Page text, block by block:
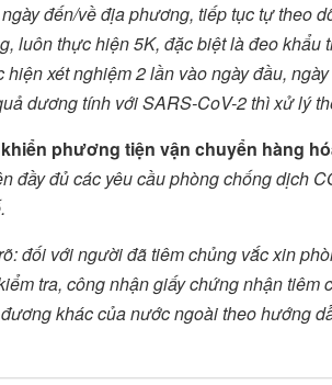
đến/về địa phương, tiếp tục tự theo
luôn thực hiện 5K, đặc biệt là đeo khẩu
xét nghiệm 2 lần vào ngày đầu,
dương tính với SARS-CoV-2 thì xử lý
phương tiện vận chuyển hàng
đầy đủ các yêu cầu phòng chống dịch
đối với người đã tiêm chủng vắc xin
tra, công nhận giấy chứng nhận tiêm
khác của nước ngoài theo hướng